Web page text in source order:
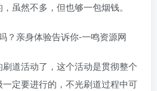
虽然不多，但也够一包烟钱。
道活动了，这个活动是贯彻整个
定要进行的，不光刷道过程中可